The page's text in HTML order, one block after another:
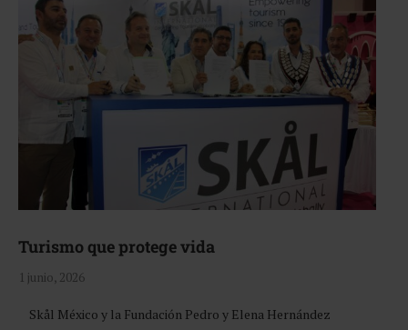
Turismo que protege vida
1 junio, 2026
Skål México y la Fundación Pedro y Elena Hernández